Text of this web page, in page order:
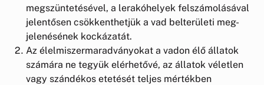
megszüntetésével, a lerakóhelyek felszámolásával
jelentősen csökkenthetjük a vad belterületi meg-
jelenésének kockázatát.
Az élelmiszermaradványokat a vadon élő állatok
számára ne tegyük elérhetővé, az állatok véletlen
vagy szándékos etetését teljes mértékben